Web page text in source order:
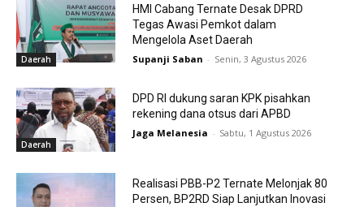
Daerah
HMI Cabang Ternate Desak DPRD
Tegas Awasi Pemkot dalam
Mengelola Aset Daerah
Supanji Saban - Senin, 3 Agustus 2026
Daerah
DPD RI dukung saran KPK pisahkan
rekening dana otsus dari APBD
Jaga Melanesia - Sabtu, 1 Agustus 2026
Realisasi PBB-P2 Ternate Melonjak 80
Persen, BP2RD Siap Lanjutkan Inovasi